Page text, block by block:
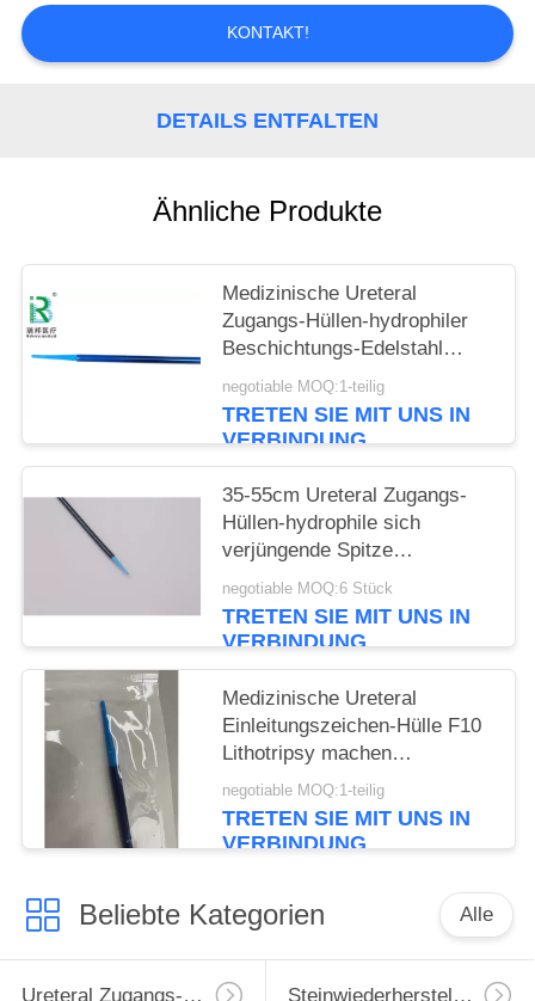
POLICY
KONTAKT!
DETAILS ENTFALTEN
Ähnliche Produkte
Medizinische Ureteral
Zugangs-Hüllen-hydrophiler
Beschichtungs-Edelstahl
PTFE
negotiable MOQ:1-teilig
TRETEN SIE MIT UNS IN
VERBINDUNG
35-55cm Ureteral Zugangs-
Hüllen-hydrophile sich
verjüngende Spitze
Ureteroscopy
negotiable MOQ:6 Stück
TRETEN SIE MIT UNS IN
VERBINDUNG
Medizinische Ureteral
Einleitungszeichen-Hülle F10
Lithotripsy machen
hydrophiles
Verbrauchsmaterial glatt
negotiable MOQ:1-teilig
TRETEN SIE MIT UNS IN
VERBINDUNG
Beliebte Kategorien Alle
Ureteral Zugangs-Hülle Steinwiederherstellungs-Korb